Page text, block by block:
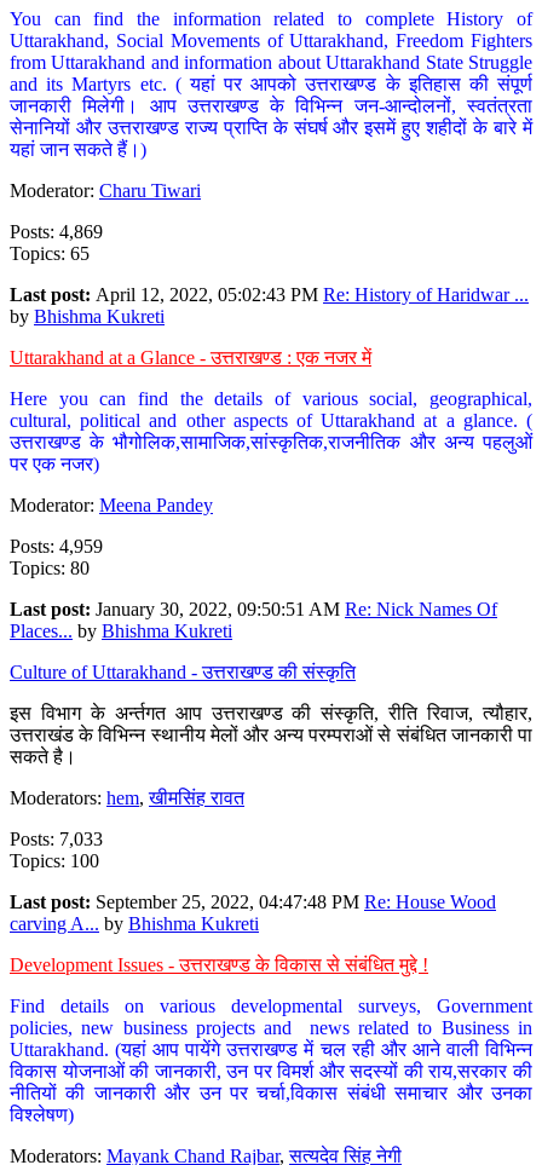
You can find the information related to complete History of
Uttarakhand, Social Movements of Uttarakhand, Freedom Fighters
from Uttarakhand and information about Uttarakhand State Struggle
and its Martyrs etc. ( यहां पर आपको उत्तराखण्ड के इतिहास की संपूर्ण
जानकारी मिलेगी। आप उत्तराखण्ड के विभिन्न जन-आन्दोलनों, स्वतंत्रता
सेनानियों और उत्तराखण्ड राज्य प्राप्ति के संघर्ष और इसमें हुए शहीदों के बारे में
यहां जान सकते हैं।)
Moderator: Charu Tiwari
Posts: 4,869
Topics: 65
Last post: April 12, 2022, 05:02:43 PM Re: History of Haridwar ...
by Bhishma Kukreti
Uttarakhand at a Glance - उत्तराखण्ड : एक नजर में
Here you can find the details of various social, geographical,
cultural, political and other aspects of Uttarakhand at a glance. (
उत्तराखण्ड के भौगोलिक,सामाजिक,सांस्कृतिक,राजनीतिक और अन्य पहलुओं
पर एक नजर)
Moderator: Meena Pandey
Posts: 4,959
Topics: 80
Last post: January 30, 2022, 09:50:51 AM Re: Nick Names Of
Places... by Bhishma Kukreti
Culture of Uttarakhand - उत्तराखण्ड की संस्कृति
इस विभाग के अर्न्तगत आप उत्तराखण्ड की संस्कृति, रीति रिवाज, त्यौहार,
उत्तराखंड के विभिन्न स्थानीय मेलों और अन्य परम्पराओं से संबंधित जानकारी पा
सकते है।
Moderators: hem,खीमसिंह रावत
Posts: 7,033
Topics: 100
Last post: September 25, 2022, 04:47:48 PM Re: House Wood
carving A... by Bhishma Kukreti
Development Issues - उत्तराखण्ड के विकास से संबंधित मुद्दे !
Find details on various developmental surveys, Government
policies, new business projects and news related to Business in
Uttarakhand. (यहां आप पायेंगे उत्तराखण्ड में चल रही और आने वाली विभिन्न
विकास योजनाओं की जानकारी, उन पर विमर्श और सदस्यों की राय,सरकार की
नीतियों की जानकारी और उन पर चर्चा,विकास संबंधी समाचार और उनका
विश्लेषण)
Moderators: Mayank Chand Rajbar,सत्यदेव सिंह नेगी